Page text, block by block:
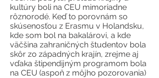
kultúry boli na CEU mimoriadne
rôznorodé. Keď to porovnám so
skúsenosťou z Erasmu v Holandsku,
kde som bol na bakalárovi, a kde
väčšina zahraničných študentov bola
skôr zo západných krajín, zrejme aj
vďaka štipendijným programom bola
na CEU (aspoň z môjho pozorovania)